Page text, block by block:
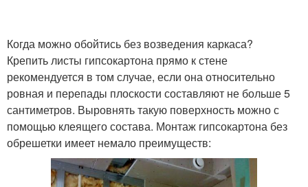
Когда можно обойтись без возведения каркаса?
Крепить листы гипсокартона прямо к стене
рекомендуется в том случае, если она относительно
ровная и перепады плоскости составляют не больше 5
сантиметров. Выровнять такую поверхность можно с
помощью клеящего состава. Монтаж гипсокартона без
обрешетки имеет немало преимуществ: